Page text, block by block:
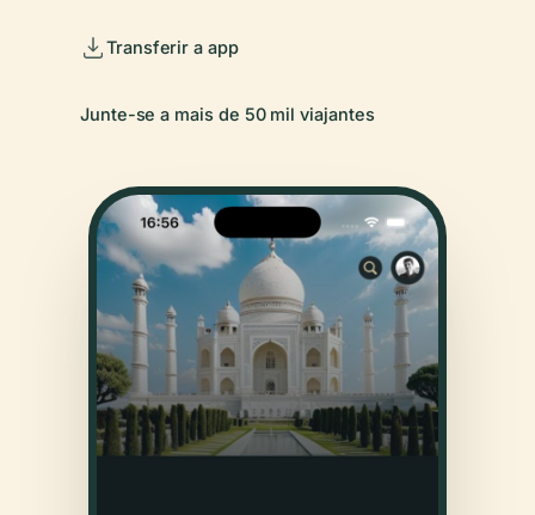
Transferir a app
Junte-se a mais de 50 mil viajantes